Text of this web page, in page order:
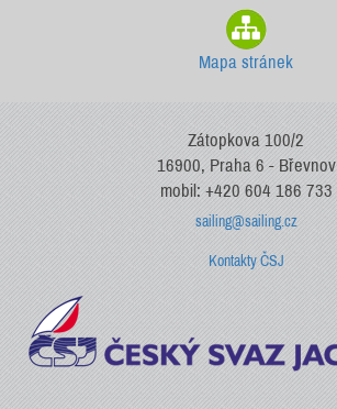
Mapa stránek
Zátopkova 100/2
16900, Praha 6 - Břevnov
mobil: +420 604 186 733
sailing@sailing.cz
Kontakty ČSJ